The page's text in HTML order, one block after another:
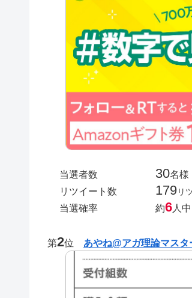
当選者数 30名様
リツイート数
179リ
当選確率 約6 人
第2位 あやね@アガ理論マス